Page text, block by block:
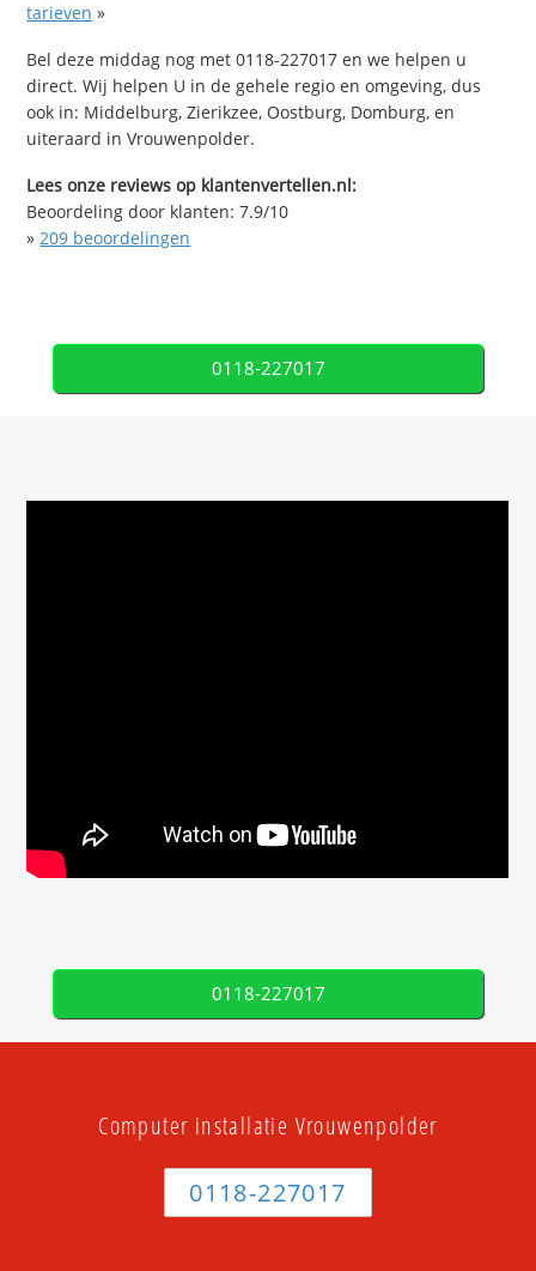
tarieven »
Bel deze middag nog met 0118-227017 en we helpen u
direct. Wij helpen U in de gehele regio en omgeving, dus
ook in: Middelburg, Zierikzee, Oostburg, Domburg, en
uiteraard in Vrouwenpolder.
Lees onze reviews op klantenvertellen.nl:
Beoordeling door klanten:7.9/10
» 209 beoordelingen
0118-227017
0118-227017
Computer installatie Vrouwenpolder
0118-227017